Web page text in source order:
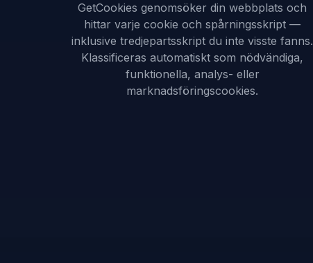
GetCookies genomsöker din webbplats och
hittar varje cookie och spårningsskript —
inklusive tredjepartsskript du inte visste fanns.
Klassificeras automatiskt som nödvändiga,
funktionella, analys- eller
marknadsföringscookies.